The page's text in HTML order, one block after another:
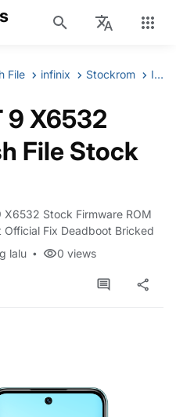
File infinix Stockrom Infinix SMART 9 X6532 Firmware Flash File Stock ROM
9 X6532
File Stock
X6532 Stock Firmware ROM
Official Fix Deadboot Bricked
lalu 0 views